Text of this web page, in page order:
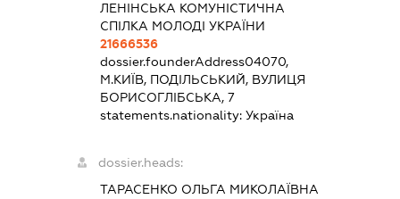
ЛЕНІНСЬКА КОМУНІСТИЧНА
СПІЛКА МОЛОДІ УКРАЇНИ
21666536
dossier.founderAddress04070,
М.КИЇВ, ПОДІЛЬСЬКИЙ, ВУЛИЦЯ
БОРИСОГЛІБСЬКА, 7
statements.nationality:Україна
dossier.heads:
ТАРАСЕНКО ОЛЬГА МИКОЛАЇВНА